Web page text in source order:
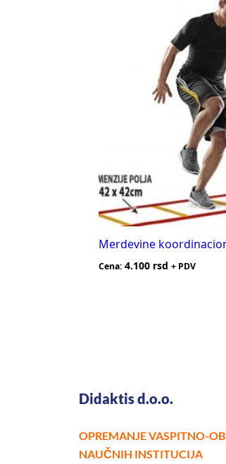
Merdevine
Cena: 4.100 rsd + PDV
Didaktis d.o.o.
OPREMANJE VASPITNO-
NAUČNIH INSTITUCIJA